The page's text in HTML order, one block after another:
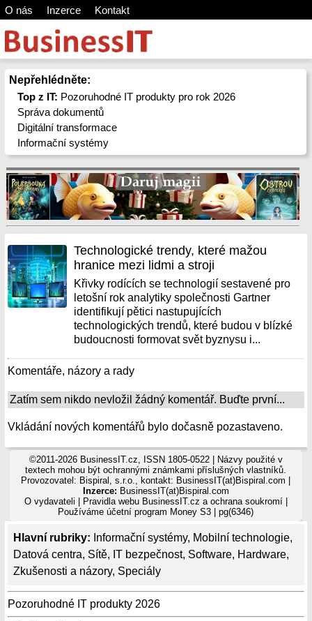
O nás Inzerce Kontakt
Nepřehlédněte:
Top z IT: Pozoruhodné IT produkty pro rok 2026
Správa dokumentů
Digitální transformace
Informační systémy
Hlavní rubriky: Informační systémy, Mobilní technologie,
Datová centra, Sítě, IT bezpečnost, Software, Hardware,
Zkušenosti a názory, Speciály
Pozoruhodné IT produkty 2026
Technologické trendy, které mažou
hranice mezi lidmi a stroji
Křivky rodících se technologií sestavené pro
letošní rok analytiky společnosti Gartner
identifikují pětici nastupujících
technologických trendů, které budou v blízké
budoucnosti formovat svět byznysu i...
Komentáře, názory a rady
Zatím sem nikdo nevložil žádný komentář. Buďte první...
Vkládání nových komentářů bylo dočasně pozastaveno.
©2011-2026 BusinessIT.cz, ISSN 1805-0522 | Názvy použité v
textech mohou být ochrannými známkami příslušných vlastníků.
Provozovatel: Bispiral, s.r.o., kontakt: BusinessIT(at)Bispiral.com |
Inzerce: BusinessIT(at)Bispiral.com
O vydavateli
Pravidla webu BusinessIT.cz a ochrana soukromí|
Používámeúčetní program Money S3 | pg(6346)